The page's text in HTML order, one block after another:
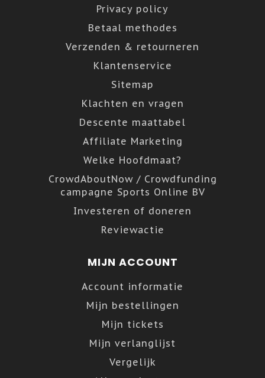
Privacy policy
Betaal methodes
Verzenden & retourneren
Klantenservice
Sitemap
Klachten en vragen
Descente maattabel
Affiliate Marketing
Welke Hoofdmaat?
CrowdAboutNow / Crowdfunding
campagne Sports Online BV
Investeren of doneren
Reviewactie
MIJN ACCOUNT
Account informatie
Mijn bestellingen
Mijn tickets
Mijn verlanglijst
Vergelijk